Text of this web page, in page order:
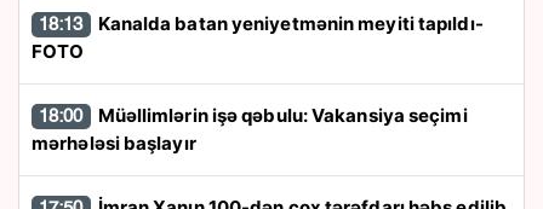
18:13
FOTO
18:00
mərhələsi başlayır